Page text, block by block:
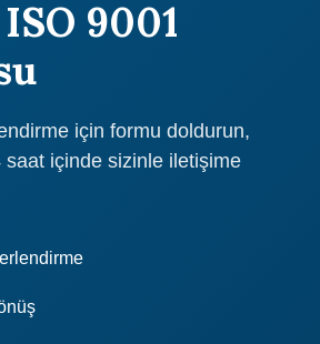
danışmanları ile birlikte, hızlı ve
belgesi alma sürecini tamamlama
ile çalışarak Horasan (Erzurum)'da ISO
9001
için formu doldurun,
içinde sizinle iletişime